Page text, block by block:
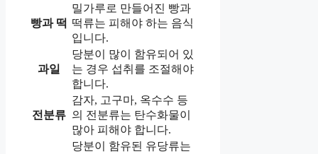
빵과 떡
밀가루로 만들어진 빵과
떡류는 피해야 하는 음식
입니다.
과일
당분이 많이 함유되어 있
는 경우 섭취를 조절해야
합니다.
전분류
감자, 고구마, 옥수수 등
의 전분류는 탄수화물이
많아 피해야 합니다.
당분이 함유된 유당류는